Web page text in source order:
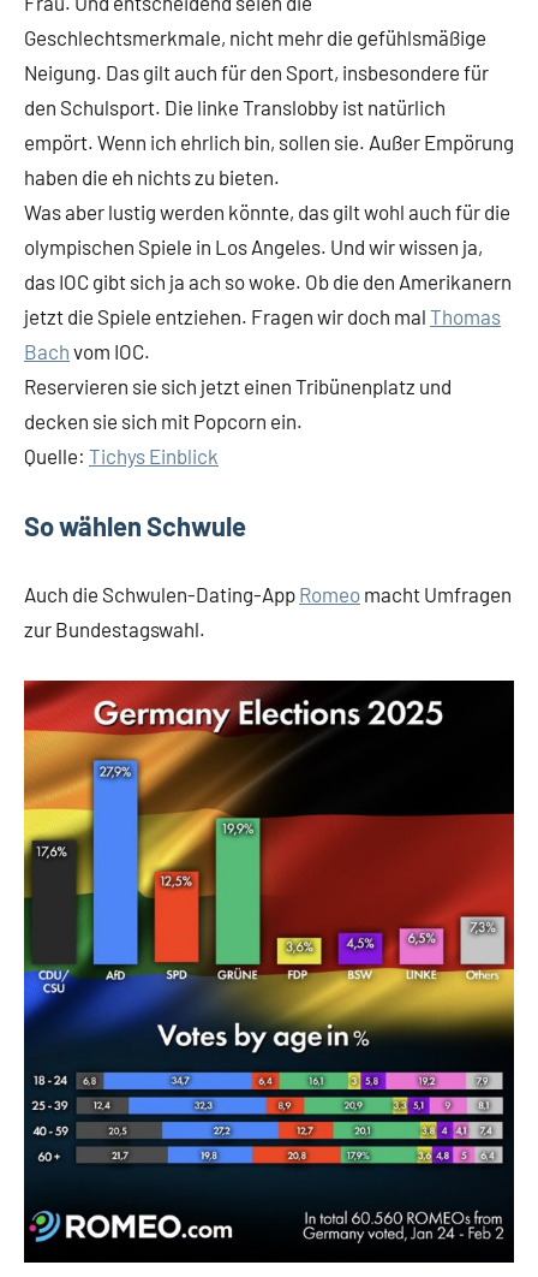
Geschlechtsmerkmale, nicht mehr die gefühlsmäßige
Neigung. Das gilt auch für den Sport, insbesondere für
den Schulsport. Die linke Translobby ist natürlich
empört. Wenn ich ehrlich bin, sollen sie. Außer Empörung
haben die eh nichts zu bieten.
Was aber lustig werden könnte, das gilt wohl auch für die
olympischen Spiele in Los Angeles. Und wir wissen ja,
das IOC gibt sich ja ach so woke. Ob die den Amerikanern
jetzt die Spiele entziehen. Fragen wir doch mal Thomas
Bach vom IOC.
Reservieren sie sich jetzt einen Tribünenplatz und
decken sie sich mit Popcorn ein.
Quelle: Tichys Einblick
So wählen Schwule
Auch die Schwulen-Dating-App Romeo macht Umfragen
zur Bundestagswahl.